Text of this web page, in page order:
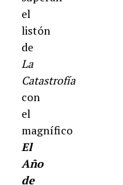
el
listón
de
La
Catastrofía
con
el
magnífico
El
Año
de